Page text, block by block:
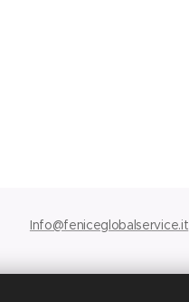
Info@feniceglobalservice.it